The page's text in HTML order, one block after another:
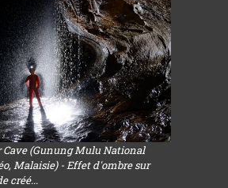
Cave (Gunung Mulu National
Malaisie) - Effet d'ombre sur
créé...